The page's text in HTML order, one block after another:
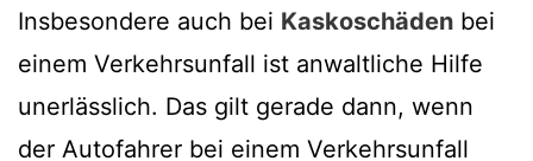
Insbesondere auch bei Kaskoschäden bei
einem Verkehrsunfall ist anwaltliche Hilfe
unerlässlich. Das gilt gerade dann, wenn
der Autofahrer bei einem Verkehrsunfall